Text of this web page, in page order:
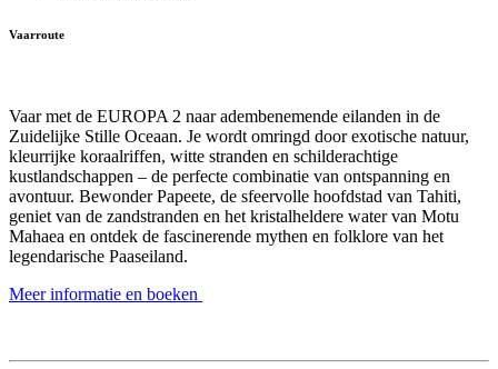
Vaarroute
Vaar met de EUROPA 2 naar adembenemende eilanden in de
Zuidelijke Stille Oceaan. Je wordt omringd door exotische natuur,
kleurrijke koraalriffen, witte stranden en schilderachtige
kustlandschappen – de perfecte combinatie van ontspanning en
avontuur. Bewonder Papeete, de sfeervolle hoofdstad van Tahiti,
geniet van de zandstranden en het kristalheldere water van Motu
Mahaea en ontdek de fascinerende mythen en folklore van het
legendarische Paaseiland.
Meer informatie en boeken